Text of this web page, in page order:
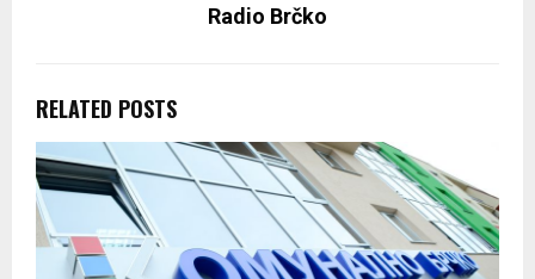
Radio Brčko
RELATED POSTS